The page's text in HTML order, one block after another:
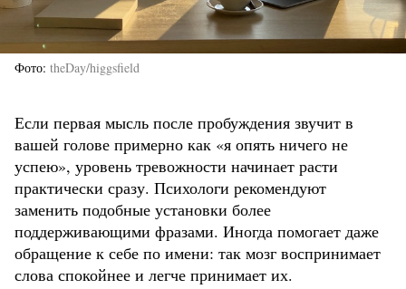
Фото theDay/higgsfield
Если первая мысль после пробуждения звучит в
вашей голове примерно как «я опять ничего не
успею», уровень тревожности начинает расти
практически сразу. Психологи рекомендуют
заменить подобные установки более
поддерживающими фразами. Иногда помогает даже
обращение к себе по имени: так мозг воспринимает
слова спокойнее и легче принимает их.